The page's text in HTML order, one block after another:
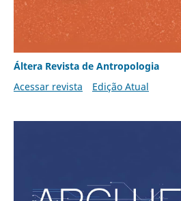
Áltera Revista de Antropologia
Acessar revista
Edição Atual